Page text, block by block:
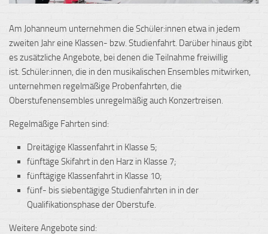
Am Johanneum unternehmen die Schüler:innen etwa in jedem
zweiten Jahr eine Klassen- bzw. Studienfahrt. Darüber hinaus gibt
es zusätzliche Angebote, bei denen die Teilnahme freiwillig
ist. Schüler:innen, die in den musikalischen Ensembles mitwirken,
unternehmen regelmäßige Probenfahrten, die
Oberstufenensembles unregelmäßig auch Konzertreisen.
Regelmäßige Fahrten sind:
Dreitägige Klassenfahrt in Klasse 5;
fünftäge Skifahrt in den Harz in Klasse 7;
fünftägige Klassenfahrt in Klasse 10;
fünf- bis siebentägige Studienfahrten in in der
Qualifikationsphase der Oberstufe.
Weitere Angebote sind: